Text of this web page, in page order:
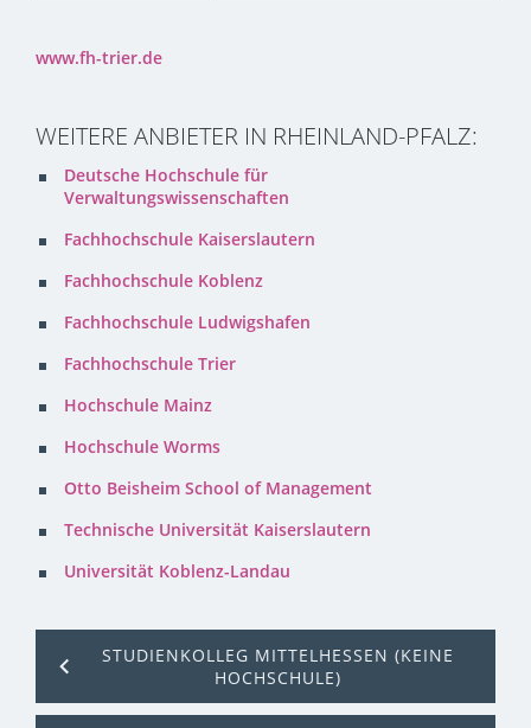
www.fh-trier.de
WEITERE ANBIETER IN RHEINLAND-PFALZ:
Deutsche Hochschule für
Verwaltungswissenschaften
Fachhochschule Kaiserslautern
Fachhochschule Koblenz
Fachhochschule Ludwigshafen
Fachhochschule Trier
Hochschule Mainz
Hochschule Worms
Otto Beisheim School of Management
Technische Universität Kaiserslautern
Universität Koblenz-Landau
STUDIENKOLLEG MITTELHESSEN (KEINE
HOCHSCHULE)